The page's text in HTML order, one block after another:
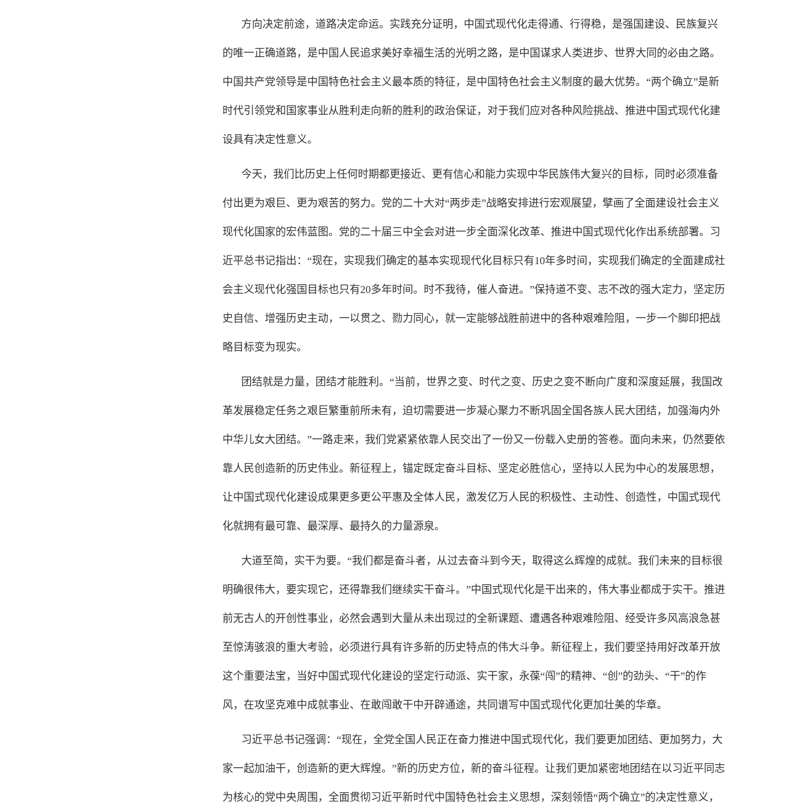
方向决定前途，道路决定命运。实践充分证明，中国式现代化走得通、行得稳，是强国建设、民族复兴
的唯一正确道路，是中国人民追求美好幸福生活的光明之路，是中国谋求人类进步、世界大同的必由之路。
中国共产党领导是中国特色社会主义最本质的特征，是中国特色社会主义制度的最大优势。“两个确立”是新
时代引领党和国家事业从胜利走向新的胜利的政治保证，对于我们应对各种风险挑战、推进中国式现代化建
设具有决定性意义。
今天，我们比历史上任何时期都更接近、更有信心和能力实现中华民族伟大复兴的目标，同时必须准备
付出更为艰巨、更为艰苦的努力。党的二十大对“两步走”战略安排进行宏观展望，擘画了全面建设社会主义
现代化国家的宏伟蓝图。党的二十届三中全会对进一步全面深化改革、推进中国式现代化作出系统部署。习
近平总书记指出：“现在，实现我们确定的基本实现现代化目标只有10年多时间，实现我们确定的全面建成社
会主义现代化强国目标也只有20多年时间。时不我待，催人奋进。”保持道不变、志不改的强大定力，坚定历
史自信、增强历史主动，一以贯之、勠力同心，就一定能够战胜前进中的各种艰难险阻，一步一个脚印把战
略目标变为现实。
团结就是力量，团结才能胜利。“当前，世界之变、时代之变、历史之变不断向广度和深度延展，我国改
革发展稳定任务之艰巨繁重前所未有，迫切需要进一步凝心聚力不断巩固全国各族人民大团结，加强海内外
中华儿女大团结。”一路走来，我们党紧紧依靠人民交出了一份又一份载入史册的答卷。面向未来，仍然要依
靠人民创造新的历史伟业。新征程上，锚定既定奋斗目标、坚定必胜信心，坚持以人民为中心的发展思想，
让中国式现代化建设成果更多更公平惠及全体人民，激发亿万人民的积极性、主动性、创造性，中国式现代
化就拥有最可靠、最深厚、最持久的力量源泉。
大道至简，实干为要。“我们都是奋斗者，从过去奋斗到今天，取得这么辉煌的成就。我们未来的目标很
明确很伟大，要实现它，还得靠我们继续实干奋斗。”中国式现代化是干出来的，伟大事业都成于实干。推进
前无古人的开创性事业，必然会遇到大量从未出现过的全新课题、遭遇各种艰难险阻、经受许多风高浪急甚
至惊涛骇浪的重大考验，必须进行具有许多新的历史特点的伟大斗争。新征程上，我们要坚持用好改革开放
这个重要法宝，当好中国式现代化建设的坚定行动派、实干家，永葆“闯”的精神、“创”的劲头、“干”的作
风，在攻坚克难中成就事业、在敢闯敢干中开辟通途，共同谱写中国式现代化更加壮美的华章。
习近平总书记强调：“现在，全党全国人民正在奋力推进中国式现代化，我们要更加团结、更加努力，大
家一起加油干，创造新的更大辉煌。”新的历史方位，新的奋斗征程。让我们更加紧密地团结在以习近平同志
为核心的党中央周围，全面贯彻习近平新时代中国特色社会主义思想，深刻领悟“两个确立”的决定性意义，